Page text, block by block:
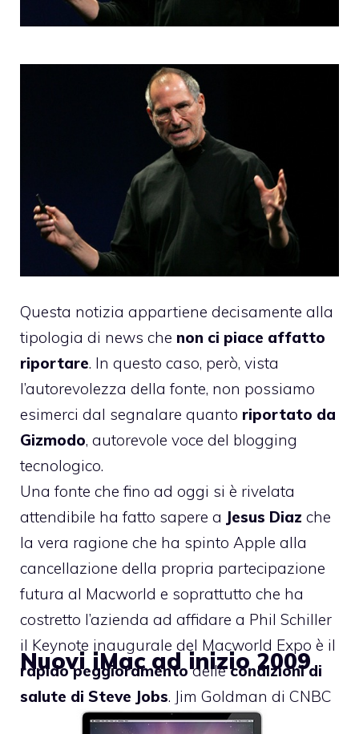
Questa notizia appartiene decisamente alla
tipologia di news che non ci piace affatto
riportare. In questo caso, però, vista
l’autorevolezza della fonte, non possiamo
esimerci dal segnalare quanto riportato da
Gizmodo, autorevole voce del blogging
tecnologico.
Una fonte che fino ad oggi si è rivelata
attendibile ha fatto sapere a Jesus Diaz che
la vera ragione che ha spinto Apple alla
cancellazione della propria partecipazione
futura al Macworld e soprattutto che ha
costretto l’azienda ad affidare a Phil Schiller
il Keynote inaugurale del Macworld Expo è il
rapido peggioramentodellecondizioni di
salute di Steve Jobs. Jim Goldman di CNBC
nella serata di ieri sera ha smentito questo
Nuovi iMac ad inizio 2009